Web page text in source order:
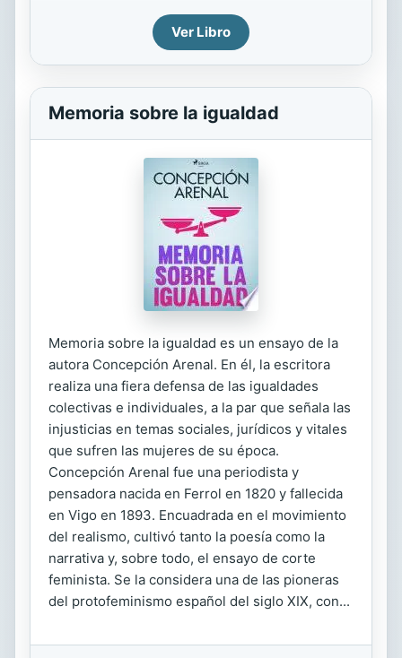
Ver Libro
Memoria sobre la igualdad
Memoria sobre la igualdad es un ensayo de la
autora Concepción Arenal. En él, la escritora
realiza una fiera defensa de las igualdades
colectivas e individuales, a la par que señala las
injusticias en temas sociales, jurídicos y vitales
que sufren las mujeres de su época.
Concepción Arenal fue una periodista y
pensadora nacida en Ferrol en 1820 y fallecida
en Vigo en 1893. Encuadrada en el movimiento
del realismo, cultivó tanto la poesía como la
narrativa y, sobre todo, el ensayo de corte
feminista. Se la considera una de las pioneras
del protofeminismo español del siglo XIX, con...